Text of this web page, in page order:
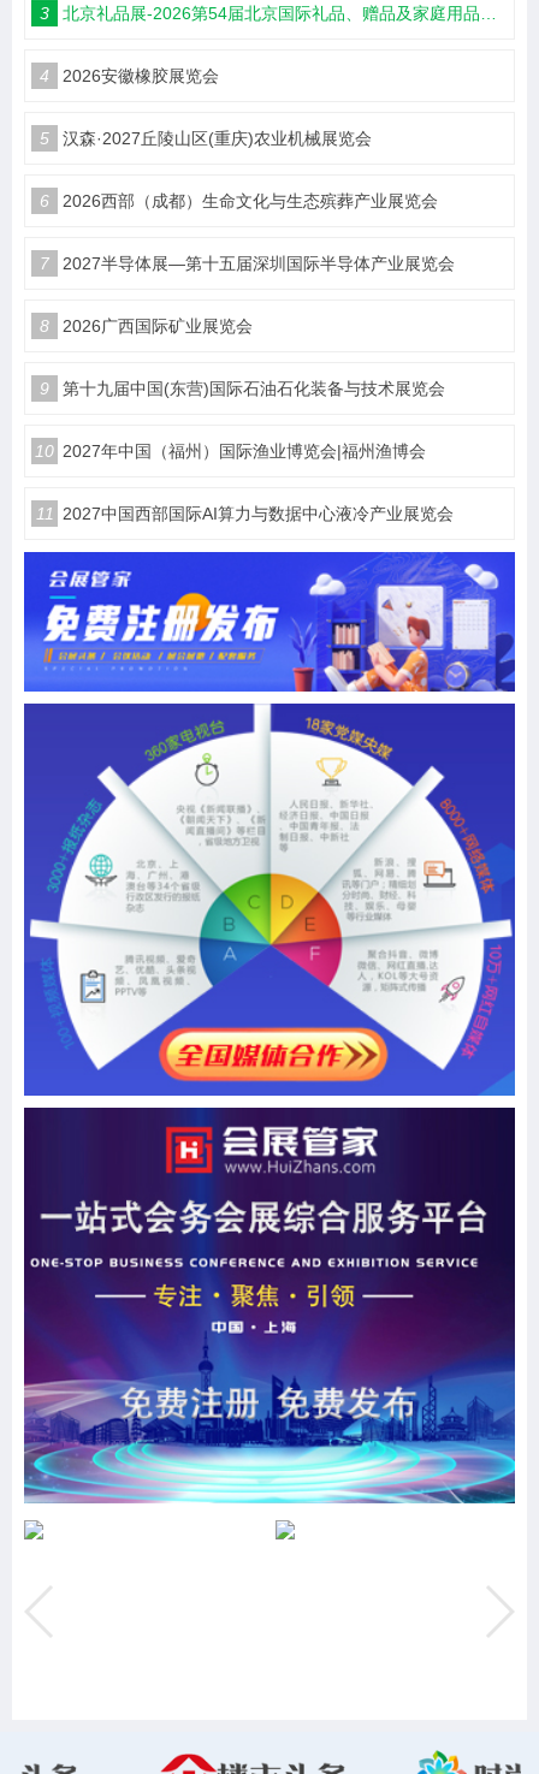
3 北京礼品展-2026第54届北京国际礼品、赠品及家庭用品展览会
4 2026安徽橡胶展览会
5 汉森·2027丘陵山区(重庆)农业机械展览会
6 2026西部（成都）生命文化与生态殡葬产业展览会
7 2027半导体展—第十五届深圳国际半导体产业展览会
8 2026广西国际矿业展览会
9 第十九届中国(东营)国际石油石化装备与技术展览会
10 2027年中国（福州）国际渔业博览会|福州渔博会
11 2027中国西部国际AI算力与数据中心液冷产业展览会